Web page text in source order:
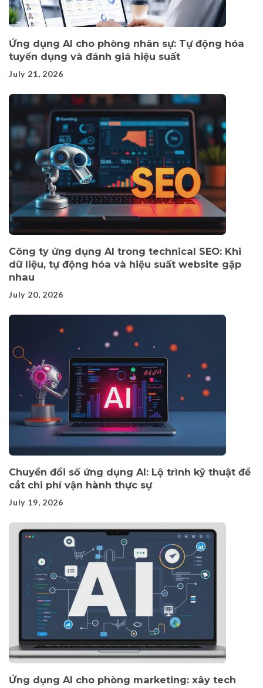
Ứng dụng AI cho phòng nhân sự: Tự động hóa
tuyển dụng và đánh giá hiệu suất
July 21, 2026
Công ty ứng dụng AI trong technical SEO: Khi
dữ liệu, tự động hóa và hiệu suất website gặp
nhau
July 20, 2026
Chuyển đổi số ứng dụng AI: Lộ trình kỹ thuật để
cắt chi phí vận hành thực sự
July 19, 2026
Ứng dụng AI cho phòng marketing: xây tech